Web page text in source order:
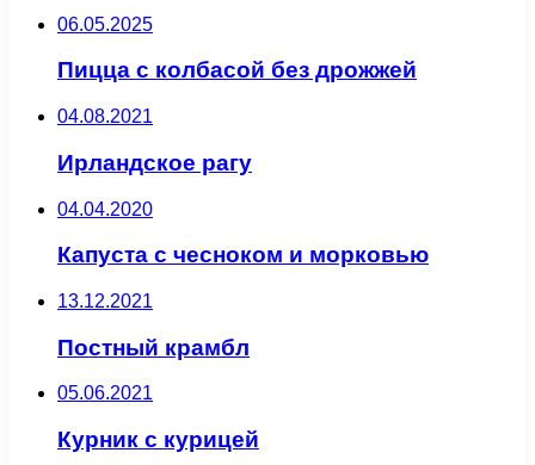
06.05.2025
Пицца с колбасой без дрожжей
04.08.2021
Ирландское рагу
04.04.2020
Капуста с чесноком и морковью
13.12.2021
Постный крамбл
05.06.2021
Курник с курицей